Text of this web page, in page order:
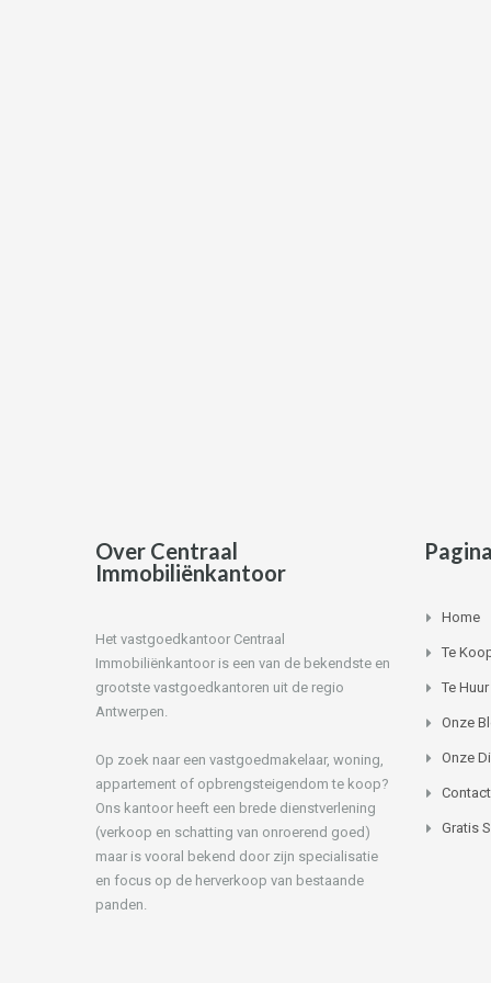
Over Centraal
Immobiliënkantoor
Het vastgoedkantoor Centraal
Immobiliënkantoor is een van de bekendste en
grootste vastgoedkantoren uit de regio
Antwerpen.
Op zoek naar een vastgoedmakelaar, woning,
appartement of opbrengsteigendom te koop?
Ons kantoor heeft een brede dienstverlening
(verkoop en schatting van onroerend goed)
maar is vooral bekend door zijn specialisatie
en focus op de herverkoop van bestaande
panden.
Home
Te
Te Huur
Onze
Onze
Contact
Gratis